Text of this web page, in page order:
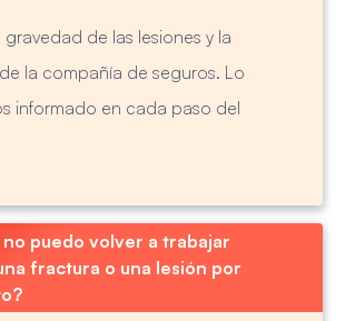
gravedad de las lesiones y la
la compañía de seguros. Lo
informado en cada paso del
no puedo volver a trabajar
fractura o una lesión por